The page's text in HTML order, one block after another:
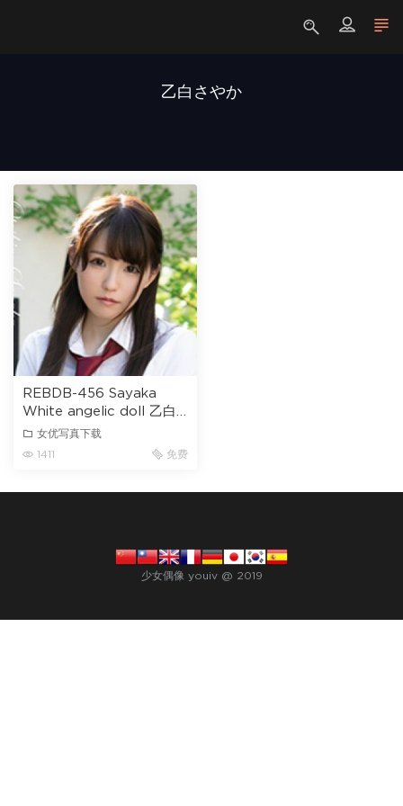
乙白さやか
REBDB-456 Sayaka
White angelic doll 乙白
さやか
女优写真下载
1411
免费
少女偶像 youiv @ 2019